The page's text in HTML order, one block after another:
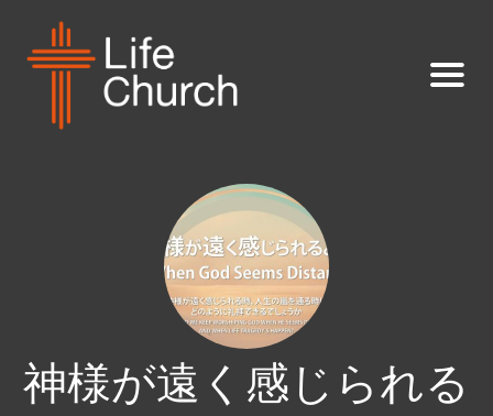
神様が遠く感じられる